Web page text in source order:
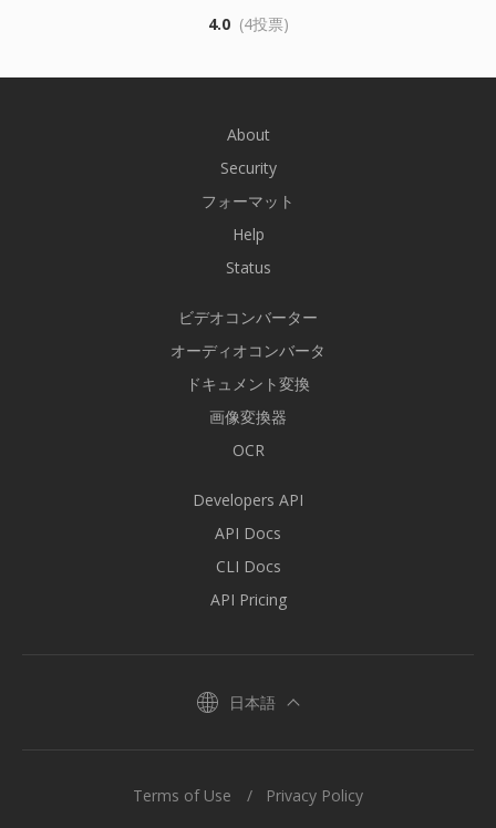
4.0 (4投票)
About
Security
フォーマット
Help
Status
ビデオコンバーター
オーディオコンバータ
ドキュメント変換
画像変換器
OCR
Developers API
API Docs
CLI Docs
API Pricing
日本語
Terms of Use Privacy Policy